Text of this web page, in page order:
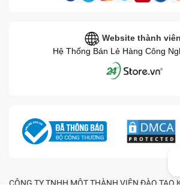
Website thành
Hệ Thống Bán Lẻ Hàng Công
CÔNG TY TNHH MỘT THÀNH VIÊN ĐÀO TẠO